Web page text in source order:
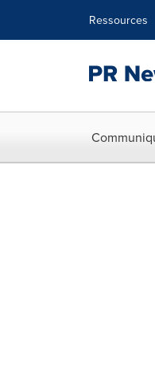
Ressources